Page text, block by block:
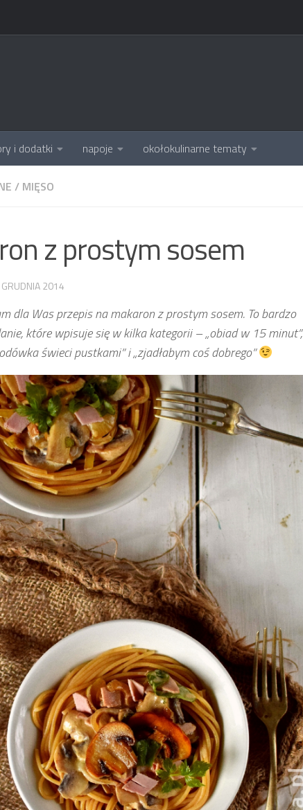
i dodatki napoje okołokulinarne tematy
/ MIĘSO
z prostym sosem
2014
dla Was przepis na makaron z prostym sosem. To bardzo
które wpisuje się w kilka kategorii – „obiad w 15 minut”,
świeci pustkami” i „zjadłabym coś dobrego”